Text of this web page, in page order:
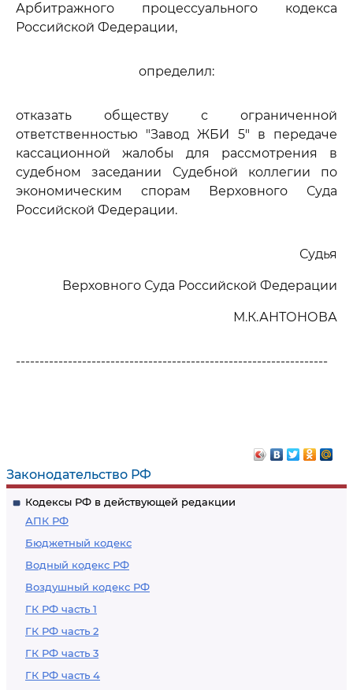
Законодательство РФ
Кодексы РФ в действующей редакции
АПК РФ
Бюджетный кодекс
Водный кодекс РФ
Воздушный кодекс РФ
ГК РФ часть 1
ГК РФ часть 2
ГК РФ часть 3
ГК РФ часть 4
Арбитражного процессуального кодекса
Российской Федерации,
определил:
отказать обществу с ограниченной
ответственностью "Завод ЖБИ 5" в передаче
кассационной жалобы для рассмотрения в
судебном заседании Судебной коллегии по
экономическим спорам Верховного Суда
Российской Федерации.
Судья
Верховного Суда Российской Федерации
М.К.АНТОНОВА
------------------------------------------------------------------